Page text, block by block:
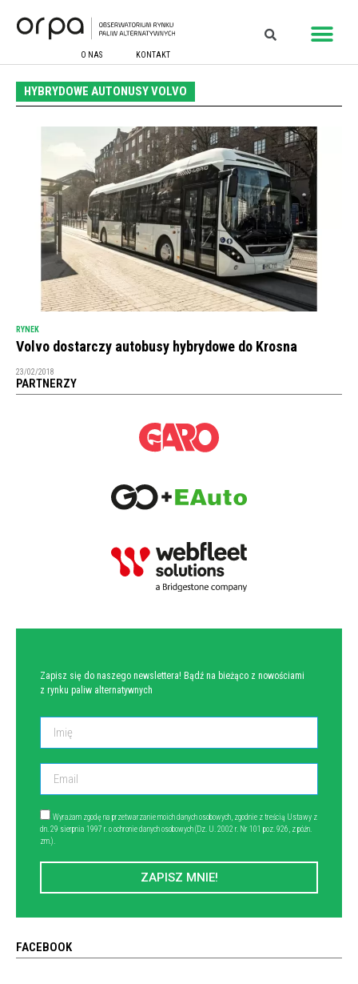
O NAS KONTAKT
HYBRYDOWE AUTONUSY VOLVO
RYNEK
Volvo dostarczy autobusy hybrydowe do Krosna
23/02/2018
PARTNERZY
Zapisz się do naszego newslettera! Bądź na bieżąco z nowościami
z rynku paliw alternatywnych
Wyrażam zgodę na przetwarzanie moich danych osobowych, zgodnie z treścią Ustawy z
dn. 29 sierpnia 1997 r. o ochronie danych osobowych (Dz. U. 2002 r. Nr 101 poz. 926, z późn.
zm.).
ZAPISZ MNIE!
FACEBOOK